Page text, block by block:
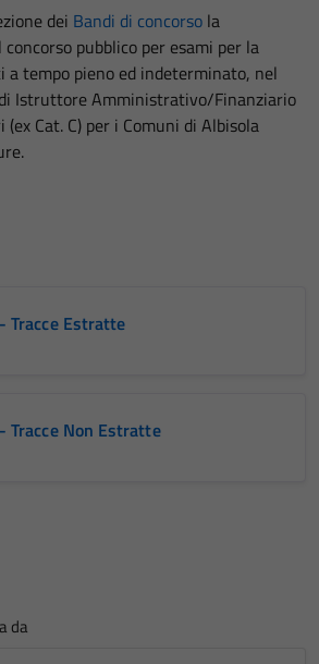
dei Bandi di concorso la
pubblico per esami per la
a tempo pieno ed indeterminato, nel
Istruttore Amministrativo/Finanziario
Cat. C) per i Comuni di Albisola
Tracce Estratte
Tracce Non Estratte
da